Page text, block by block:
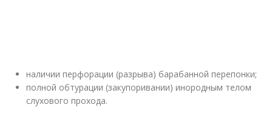
наличии перфорации (разрыва) барабанной перепонки;
полной обтурации (закупоривании) инородным телом
слухового прохода.